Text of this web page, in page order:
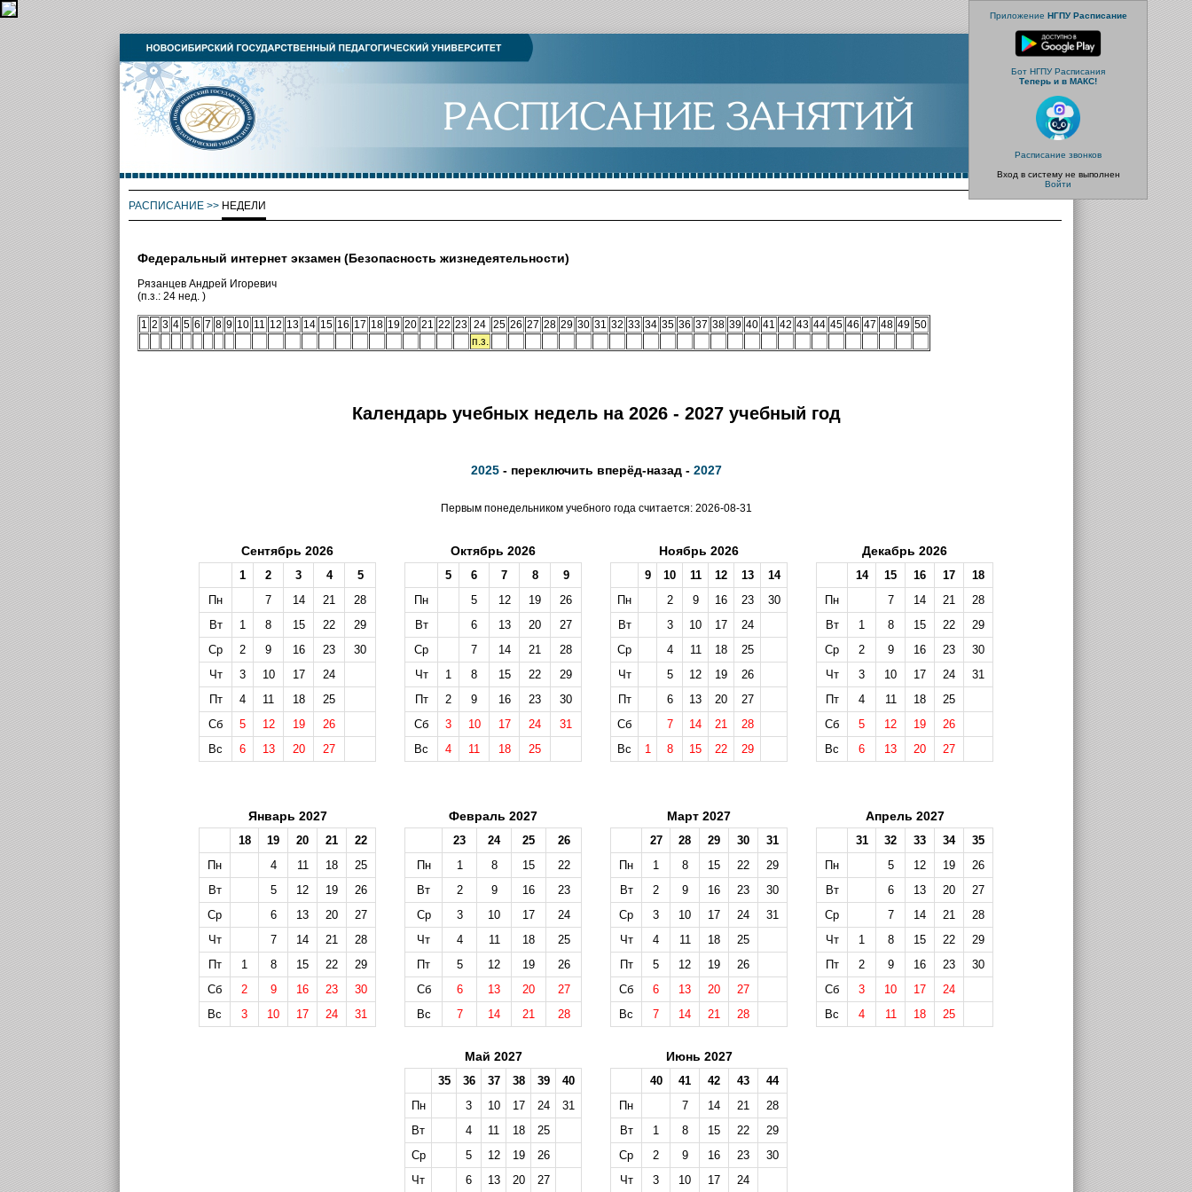
Приложение НГПУ Расписание
Бот НГПУ Расписания
Теперь и в МАКС!
Расписание звонков
Вход в систему не выполнен
Войти
РАСПИСАНИЕ>> НЕДЕЛИ
Федеральный интернет экзамен (Безопасность жизнедеятельности)
Рязанцев Андрей Игоревич
(п.з.: 24 нед. )
1 2 3 4 5 6 7 8 9 10 11 12 13 14 15 16 17 18 19 20 21 22 23 24 25 26 27 28 29 30 31 32 33 34 35 36 37 38 39 40 41 42 43 44 45 46 47 48 49 50
п.з.
Календарь учебных недель на 2026 - 2027 учебный год
2025- переключить вперёд-назад - 2027
Первым понедельником учебного года считается: 2026-08-31
Сентябрь 2026
1 2 3 4
5
Пн
7 14 21
28
Вт
1 8 15 22
29
Ср
2 9 16 23
30
Чт
3 10 17
24
Пт
4 11 18
25
Сб
5 12 19
26
Вс
6 13 20 27
Октябрь 2026
5 6 7 8
9
Пн
5 12 19
26
Вт
6 13 20
27
Ср
7 14 21
28
Чт
1 8 15 22
29
Пт
2 9 16 23
30
Сб
3 10 17 24
31
Вс
4 11 18 25
Ноябрь 2026
9 10 11 12 13
14
Пн
2 9 16 23
30
Вт
3 10 17
24
Ср
4 11 18
25
Чт
5 12 19
26
Пт
6 13 20
27
Сб
7 14 21
28
Вс
1 8 15 22 29
Декабрь 2026
14 15 16 17
18
Пн
7 14 21
28
Вт
1 8 15 22
29
Ср
2 9 16 23
30
Чт
3 10 17 24
31
Пт
4 11 18
25
Сб
5 12 19
26
Вс
6 13 20 27
Январь 2027
18 19 20 21
22
Пн
4 11 18
25
Вт
5 12 19
26
Ср
6 13 20
27
Чт
7 14 21
28
Пт
1 8 15 22
29
Сб
2 9 16 23
30
Вс
3 10 17 24 31
Февраль 2027
23 24 25
26
Пн
1 8 15
22
Вт
2 9 16
23
Ср
3 10 17
24
Чт
4 11 18
25
Пт
5 12 19
26
Сб
6 13 20
27
Вс
7 14 21 28
Март 2027
27 28 29 30
31
Пн
1 8 15 22
29
Вт
2 9 16 23
30
Ср
3 10 17 24
31
Чт
4 11 18
25
Пт
5 12 19
26
Сб
6 13 20
27
Вс
7 14 21 28
Апрель 2027
31 32 33 34
35
Пн
5 12 19
26
Вт
6 13 20
27
Ср
7 14 21
28
Чт
1 8 15 22
29
Пт
2 9 16 23
30
Сб
3 10 17
24
Вс
4 11 18 25
Май 2027
35 36 37 38 39
40
Пн
3 10 17 24
31
Вт
4 11 18
25
Ср
5 12 19
26
Чт
6 13 20 27
Июнь 2027
40 41 42 43
44
Пн
7 14 21
28
Вт
1 8 15 22
29
Ср
2 9 16 23
30
Чт
3 10 17 24